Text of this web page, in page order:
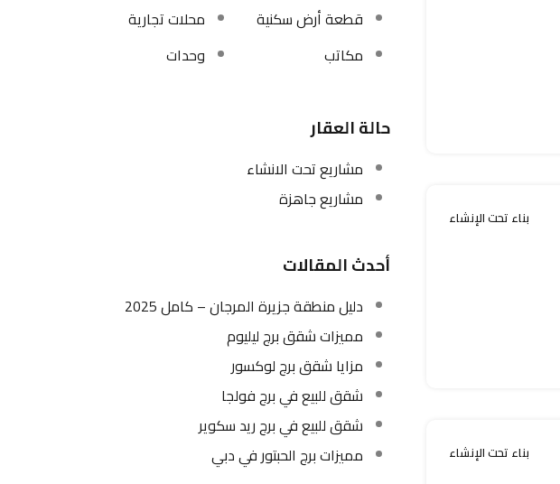
بناء تحت الإنشاء
بناء تحت الإنشاء
قطعة أرض سكنية
محلات تجارية
مكاتب
وحدات
حالة العقار
مشاريع تحت الانشاء
مشاريع جاهزة
أحدث المقالات
دليل منطقة جزيرة المرجان – كامل 2025
مميزات شقق برج ليليوم
مزايا شقق برج لوكسور
شقق للبيع في برج فولجا
شقق للبيع في برج ريد سكوير
مميزات برج الحبتور في دبي